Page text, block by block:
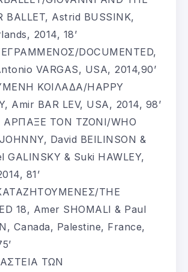
BALLET, Astrid BUSSINK,
2014, 18’
DOCUMENTED,
VARGAS, USA, 2014,90’
ΚΟΙΛΑΔΑ/HAPPY
Amir BAR LEV, USA, 2014, 98’
ΑΡΠΑΞΕ ΤΟΝ ΤΖΟΝΙ/WHO
David BEILINSON &
GALINSKY & Suki HAWLEY,
81’
THE
18, Amer SHOMALI & Paul
Canada, Palestine, France,
ΤΩΝ